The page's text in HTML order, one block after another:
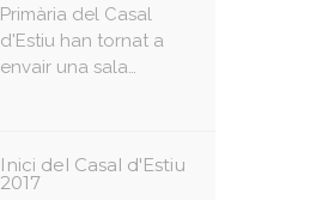
Primària del Casal
d'Estiu han tornat a
envair una sala…
Inici del Casal d'Estiu
2017